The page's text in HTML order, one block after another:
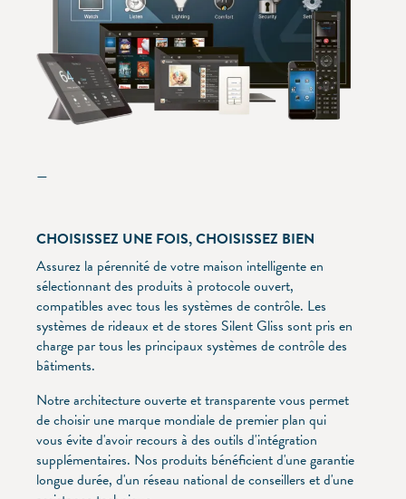
—
CHOISISSEZ UNE FOIS, CHOISISSEZ BIEN
Assurez la pérennité de votre maison intelligente en
sélectionnant des produits à protocole ouvert,
compatibles avec tous les systèmes de contrôle. Les
systèmes de rideaux et de stores Silent Gliss sont pris en
charge par tous les principaux systèmes de contrôle des
bâtiments.
Notre architecture ouverte et transparente vous permet
de choisir une marque mondiale de premier plan qui
vous évite d'avoir recours à des outils d'intégration
supplémentaires. Nos produits bénéficient d'une garantie
longue durée, d'un réseau national de conseillers et d'une